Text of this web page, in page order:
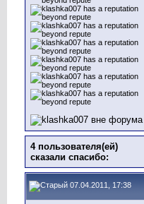
4 пользователя(ей)
сказали cпасибо:
07.04.2011, 17:38